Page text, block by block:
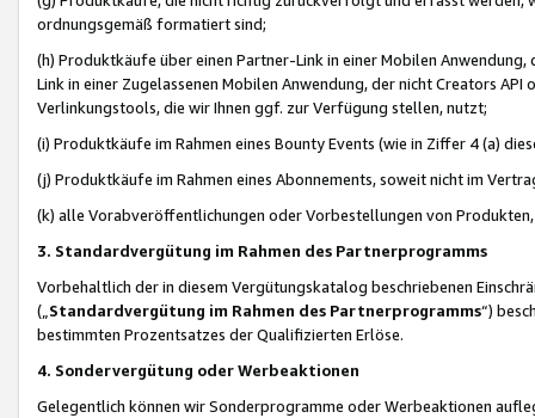
ordnungsgemäß formatiert sind;
(h) Produktkäufe über einen Partner-Link in einer Mobilen
Link in einer Zugelassenen Mobilen Anwendung, der nicht Creators
Verlinkungstools, die wir Ihnen ggf. zur Verfügung stellen, nutzt;
(i) Produktkäufe im Rahmen eines Bounty Events (wie in Ziffer 4 (a)
(j) Produktkäufe im Rahmen eines Abonnements, soweit nicht im
(k) alle Vorabveröffentlichungen oder Vorbestellungen von
3. Standardvergütung im Rahmen des Partnerprogramms
Vorbehaltlich der in diesem Vergütungskatalog beschriebenen
(„ Standardvergütung im Rahmen des Partnerprogramms“)
bestimmten Prozentsatzes der Qualifizierten Erlöse.
4. Sondervergütung oder Werbeaktionen
Gelegentlich können wir Sonderprogramme oder Werbeaktionen